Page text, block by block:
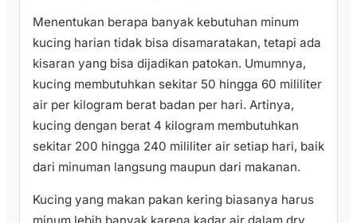
Menentukan berapa banyak kebutuhan minum
kucing harian tidak bisa disamaratakan, tetapi ada
kisaran yang bisa dijadikan patokan. Umumnya,
kucing membutuhkan sekitar 50 hingga 60 mililiter
air per kilogram berat badan per hari. Artinya,
kucing dengan berat 4 kilogram membutuhkan
sekitar 200 hingga 240 mililiter air setiap hari, baik
dari minuman langsung maupun dari makanan.
Kucing yang makan pakan kering biasanya harus